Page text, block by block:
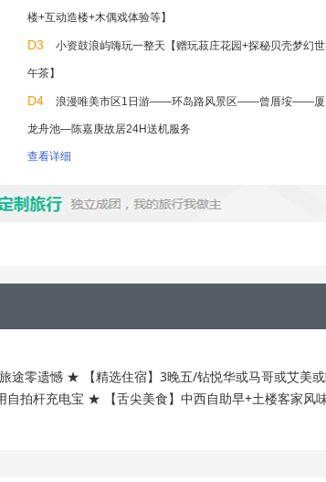
楼+互动造楼+木偶戏体验等】
D3 小资鼓浪屿嗨玩一整天【赠玩菽庄花园+探秘贝壳梦幻
午茶】
D4 浪漫唯美市区1日游——环岛路风景区——曾厝垵——
龙舟池—陈嘉庚故居24H送机服务
查看详细
零遗憾 ★ 【精选住宿】3晚五/钻悦华或马哥或艾美
拍杆充电宝 ★ 【舌尖美食】中西自助早+土楼客家风